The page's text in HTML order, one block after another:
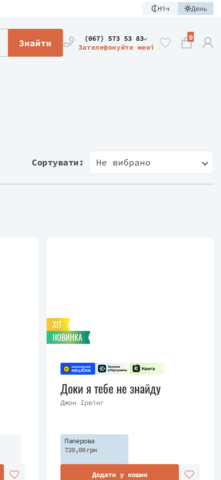
Ніч День
Знайти
(067) 573 53 83
Зателефонуйте мені
0
Сортувати: Не вибрано
ХІТ
НОВИНКА
Доки я тебе не знайду
Джон Ірвінг
Паперова
720,00 грн
Додати у кошик